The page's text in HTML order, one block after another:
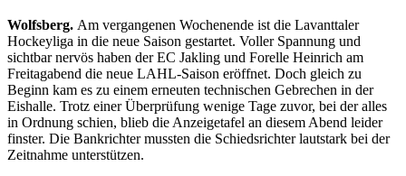
Wolfsberg. Am vergangenen Wochenende ist die Lavanttaler
Hockeyliga in die neue Saison gestartet. Voller Spannung und
sichtbar nervös haben der EC Jakling und Forelle Heinrich am
Freitagabend die neue LAHL-Saison eröffnet. Doch gleich zu
Beginn kam es zu einem erneuten technischen Gebrechen in der
Eishalle. Trotz einer Überprüfung wenige Tage zuvor, bei der alles
in Ordnung schien, blieb die Anzeigetafel an diesem Abend leider
finster. Die Bankrichter mussten die Schiedsrichter lautstark bei der
Zeitnahme unterstützen.